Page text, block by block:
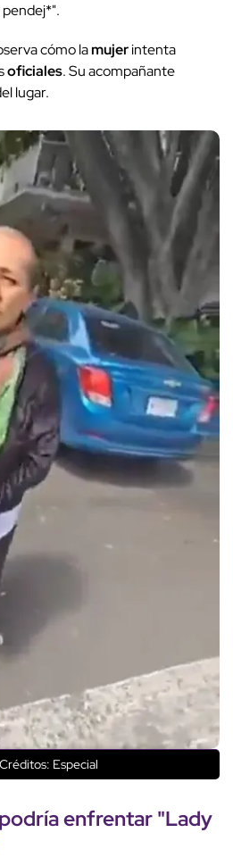
pendej*".
cómo lamujerintenta
oficiales. Su acompañante
lugar.
Créditos: Especial
podría enfrentar "Lady